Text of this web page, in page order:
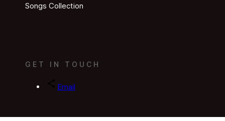
Songs Collection
GET IN TOUCH
Email